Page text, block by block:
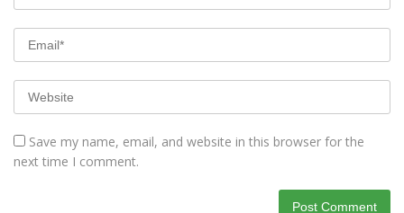
Save my name, email, and website in this browser for the
next time I comment.